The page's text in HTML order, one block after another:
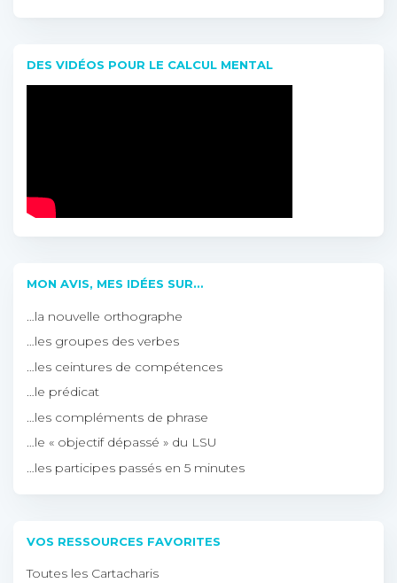
DES VIDÉOS POUR LE CALCUL MENTAL
MON AVIS, MES IDÉES SUR…
…la nouvelle orthographe
…les groupes des verbes
…les ceintures de compétences
…le prédicat
…les compléments de phrase
…le « objectif dépassé » du LSU
…les participes passés en 5 minutes
VOS RESSOURCES FAVORITES
Toutes les Cartacharis